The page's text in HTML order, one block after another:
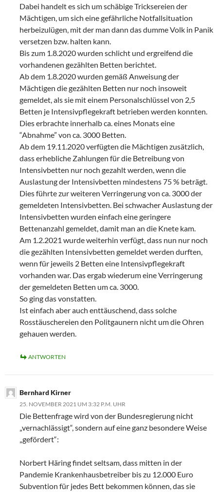
Dabei handelt es sich um schäbige Tricksereien der
Mächtigen, um sich eine gefährliche Notfallsituation
herbeizulügen, mit der man dann das dumme Volk in Panik
versetzen bzw. halten kann.
Bis zum 1.8.2020 wurden schlicht und ergreifend die
vorhandenen gezählten Betten berichtet.
Ab dem 1.8.2020 wurden gemäß Anweisung der
Mächtigen die gezählten Betten nur noch insoweit
gemeldet, als sie mit einem Personalschlüssel von 2,5
Betten je Intensivpflegekraft betrieben werden konnten.
Dies erbrachte innerhalb ca. eines Monats eine
“Abnahme” von ca. 3000 Betten.
Ab dem 19.11.2020 verfügten die Mächtigen zusätzlich,
dass erhebliche Zahlungen für die Betreibung von
Intensivbetten nur noch gezahlt werden, wenn die
Auslastung der Intensivbetten mindestens 75 % beträgt.
Dies führte zur weiteren Verringerung von ca. 3000 der
gemeldeten Intensivbetten. Bei schwacher Auslastung der
Intensivbetten wurden einfach eine geringere
Bettenanzahl gemeldet, damit man an die Knete kam.
Am 1.2.2021 wurde weiterhin verfügt, dass nun nur noch
die gezählten Intensivbetten gemeldet werden durften,
wenn für jeweils 2 Betten eine Intensivpflegekraft
vorhanden war. Das ergab wiederum eine Verringerung
der gemeldeten Betten um ca. 3000.
So ging das vonstatten.
Ist einfach aber auch enttäuschend, dass solche
Rosstäuschereien den Politgaunern nicht um die Ohren
gehauen werden.
ANTWORTEN
Bernhard Kirner
25. NOVEMBER 2021 UM 3:32 P.M. UHR
Die Bettenfrage wird von der Bundesregierung nicht
„vernachlässigt“, sondern auf eine ganz besondere Weise
„gefördert“:
Norbert Häring findet seltsam, dass mitten in der
Pandemie Krankenhausbetreiber bis zu 12.000 Euro
Subvention für jedes Bett bekommen können, das sie